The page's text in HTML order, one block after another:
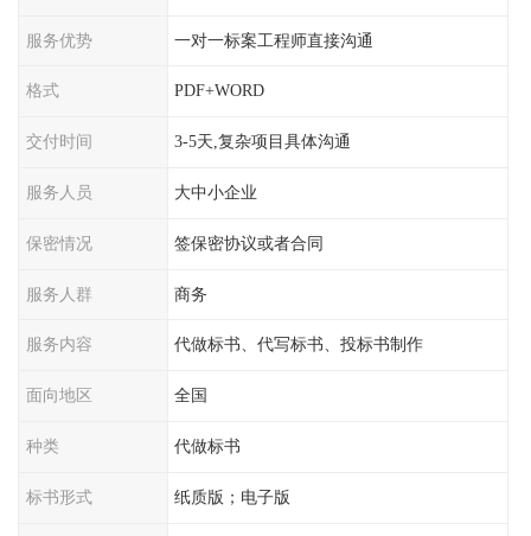
服务优势 一对一标案工程师直接沟通
格式 PDF+WORD
交付时间 3-5天,复杂项目具体沟通
服务人员 大中小企业
保密情况 签保密协议或者合同
服务人群 商务
服务内容 代做标书、代写标书、投标书制作
面向地区 全国
种类 代做标书
标书形式 纸质版；电子版